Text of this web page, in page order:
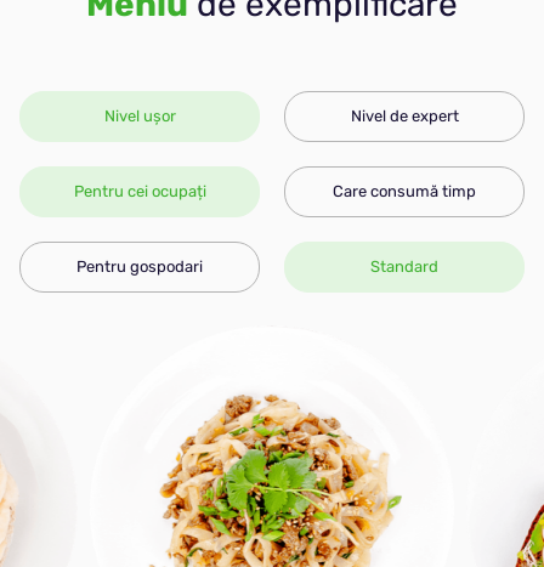
Nivel ușor Nivel de expert
Pentru cei ocupați Care consumă timp
Pentru gospodari Standard